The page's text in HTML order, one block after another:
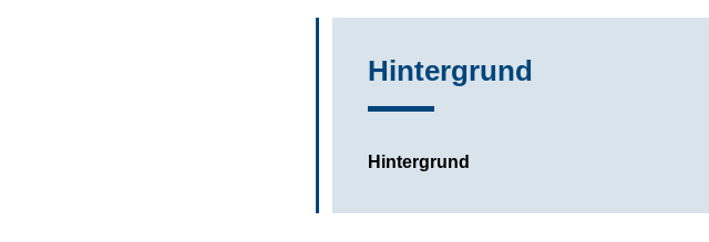
Hintergrund
Hintergrund